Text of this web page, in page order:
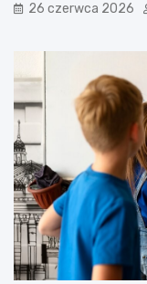
26 czerwca 2026